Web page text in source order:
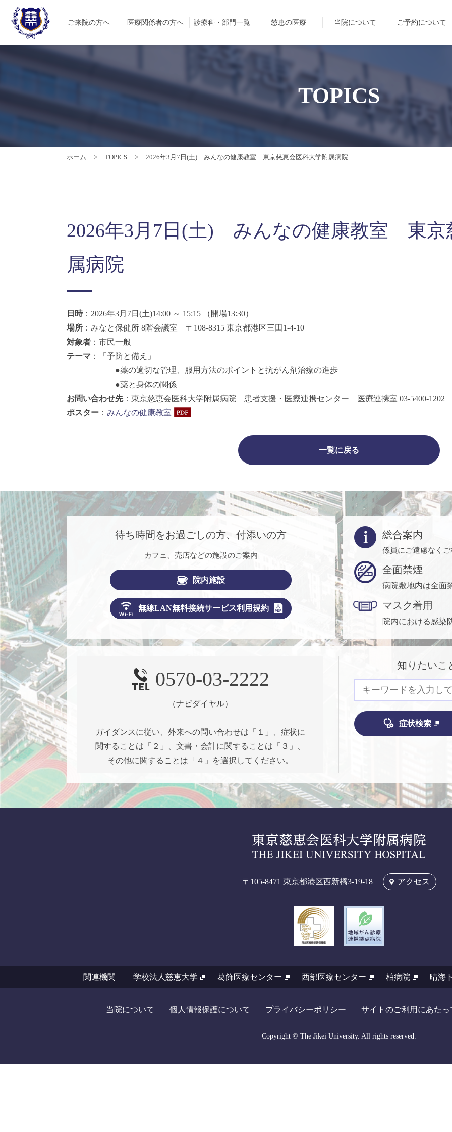
ご来院の方へ 医療関係者の方へ 診療科・部門一覧 慈恵の医療 当院について ご予約について
TOPICS
ホーム TOPICS 2026年3月7日(土) みんなの健康教室 東京慈恵会医科大学附属病院
2026年3月7日(土) みんなの健康教室 東京
属病院
日時：2026年3月7日(土)14:00 ～ 15:15 （開場13:30）
場所 ：みなと保健所 8階会議室 〒108-8315 東京都港区三田1-4-10
対象者 ：市民一般
テーマ ：「予防と備え」
●薬の適切な管理、服用方法のポイントと抗がん剤治療の進歩
●薬と身体の関係
お問い合わせ先：東京慈恵会医科大学附属病院 患者支援・医療連携センター 医療連携室 03-5400-1202
ポスター ： みんなの健康教室
一覧に戻る
待ち時間をお過ごしの方、付添いの方
カフェ、売店などの施設のご案内
院内施設
無線LAN無料接続サービス利用規約
総合案内
係員にご遠慮なく
全面禁煙
病院敷地内は全面
マスク着用
院内における感染
0570-03-2222
（ナビダイヤル）
ガイダンスに従い、外来への問い合わせは「１」、症状に
関することは「２」、文書・会計に関することは「３」、
その他に関することは「４」を選択してください。
知りたいこ
症状検索
〒105-8471 東京都港区西新橋3-19-18 アクセス
関連機関 学校法人慈恵大学 葛飾医療センター 西部医療センター 柏病院 晴海
当院について 個人情報保護について プライバシーポリシー サイトのご利用にあたっ
Copyright © The Jikei University. All rights reserved.